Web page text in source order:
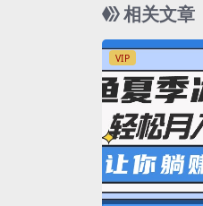
相关文章
VIP